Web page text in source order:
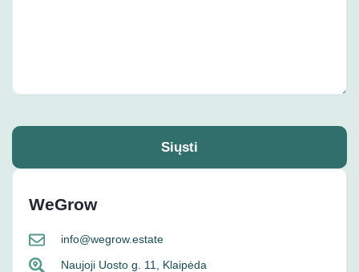
Siųsti
WeGrow
info@wegrow.estate
Naujoji Uosto g. 11, Klaipėda